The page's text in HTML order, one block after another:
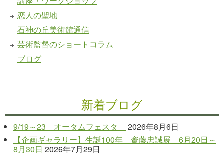
恋人の聖地
石神の丘美術館通信
芸術監督のショートコラム
ブログ
新着ブログ
9/19～23 オータムフェスタ
2026年8月6日
【企画ギャラリー】生誕100年 齋藤忠誠展 6月20日～
8月30日 2026年7月29日